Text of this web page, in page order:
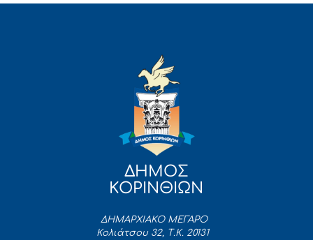
ΔΗΜΟΣ
ΚΟΡΙΝΘΙΩΝ
ΔΗΜΑΡΧΙΑΚΟ ΜΕΓΑΡΟ
Κολιάτσου 32, Τ.Κ. 20131